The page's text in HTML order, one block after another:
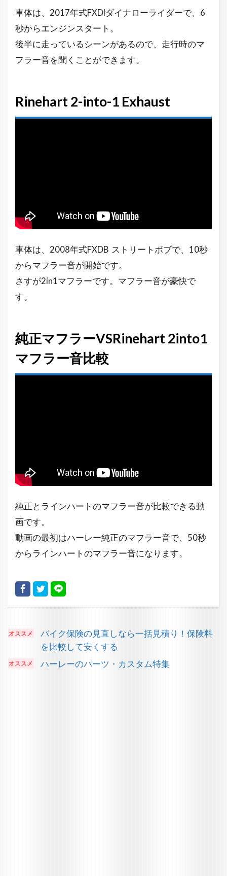
車体は、2017年式FXDlダイナローライダーで、6
秒からエンジンスタート。
後半に走っているシーンがあるので、走行時のマ
フラー音を聞くことができます。
Rinehart 2-into-1 Exhaust
車体は、2008年式FXDB ストリートボブで、10秒
からマフラー音が開始です。
さすが2in1マフラーです。マフラー音が豪快で
す。
純正マフラーVSRinehart 2into1
マフラー音比較
純正とラインハートのマフラー音が比較できる動
画です。
動画の最初はハーレー純正のマフラー音で、50秒
からラインハートのマフラー音になります。
バイク保険の見直しなら一括見積り！保険料
を比較して安くする
ハーレーのパーツ・カスタム特集